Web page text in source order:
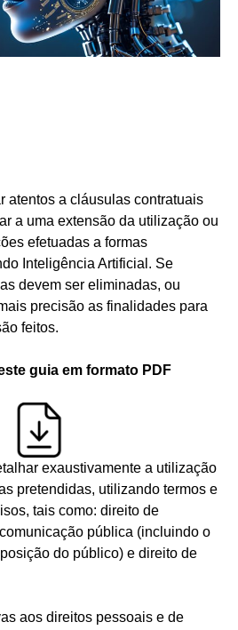
atentos a cláusulas contratuais
a uma extensão da utilização ou
efetuadas a formas
Inteligência Artificial. Se
devem ser eliminadas, ou
precisão as finalidades para
feitos.
guia em formato PDF
exaustivamente a utilização
pretendidas, utilizando termos e
tais como: direito de
pública (incluindo o
do público) e direito de
aos direitos pessoais e de